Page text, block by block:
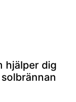
hjälper dig